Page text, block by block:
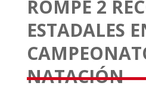
ROMPE 2
ESTADALES
NATACIÓN